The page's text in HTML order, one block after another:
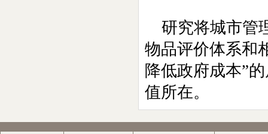
研究将城市管
物品评价体系和
降低政府成本”
值所在。